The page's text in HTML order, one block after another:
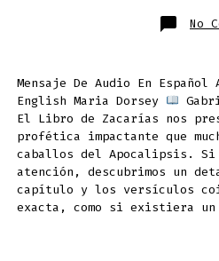
No
Mensaje De Audio En Español
English Maria Dorsey
El Libro de Zacarías nos
profética impactante que
caballos del Apocalipsis. Si
atención, descubrimos un
capítulo y los versículos
exacta, como si existiera